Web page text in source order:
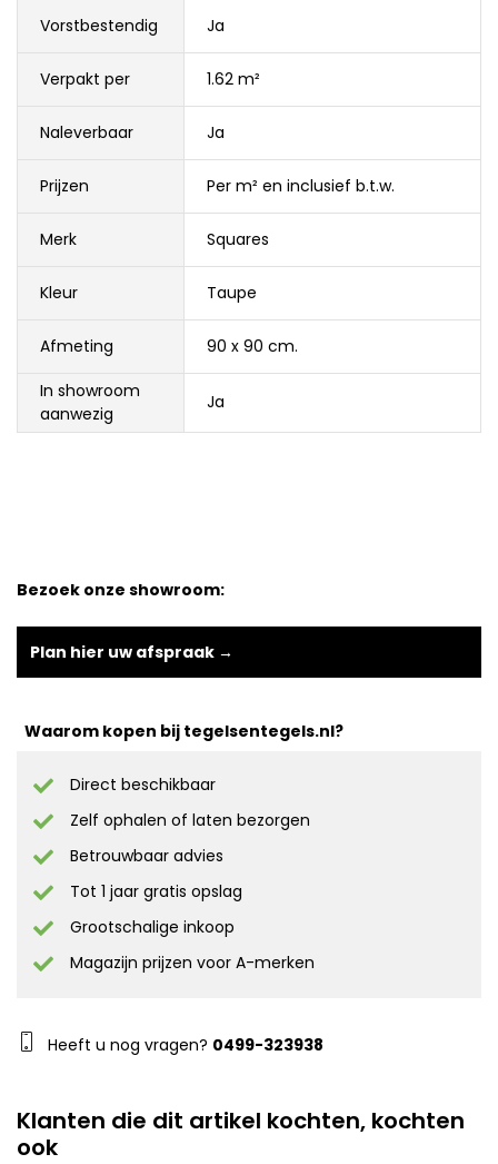
Vorstbestendig Ja
Verpakt per 1.62 m²
Naleverbaar Ja
Prijzen Per m² en inclusief b.t.w.
Merk Squares
Kleur Taupe
Afmeting
90 x 90 cm.
In showroom
aanwezig
Ja
Bezoek onze showroom:
Plan hier uw afspraak →
Waarom kopen bij tegelsentegels.nl?
Direct beschikbaar
Zelf ophalen of laten bezorgen
Betrouwbaar advies
Tot 1 jaar gratis opslag
Grootschalige inkoop
Magazijn prijzen voor A-merken
Heeft u nog vragen? 0499-323938
Klanten die dit artikel kochten, kochten
ook